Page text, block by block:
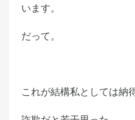
います。
だって。
これが結構私としては納